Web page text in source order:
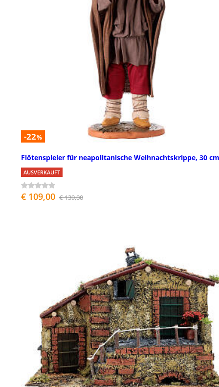
-22%
Flőtenspieler fűr neapolitanische Weihnachtskrippe, 30 cm
AUSVERKAUFT
€ 109,00 € 139,00